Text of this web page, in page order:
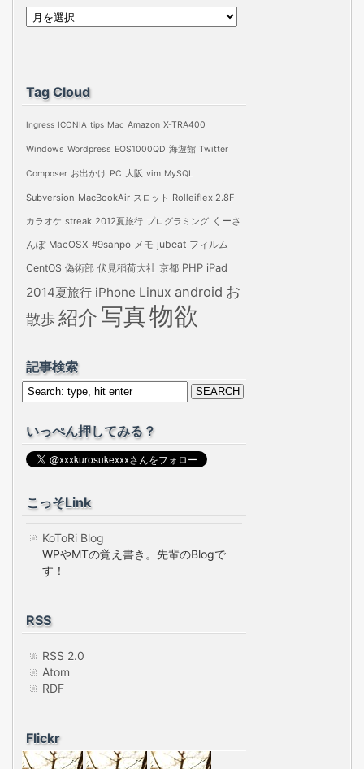
ア
ブ
Tag Cloud
Ingress ICONIA tips Mac Amazon X-TRA400
Windows Wordpress EOS1000QD 海遊館 Twitter
Composer お出かけ PC 大阪 vim MySQL
Subversion MacBookAir スロット Rolleiflex 2.8F
カラオケ streak 2012夏旅行 プログラミング くーさ
んぽ MacOSX #9sanpo メモ jubeat フィルム
CentOS 偽術部 伏見稲荷大社 京都 PHP iPad
2014夏旅行 iPhone Linux android お
散歩紹介 写真物欲
記事検索
いっぺん押してみる？
こっそLink
KoToRi Blog
WPやMTの覚え書き。先輩のBlogで
す！
RSS
RSS 2.0
Atom
RDF
Flickr